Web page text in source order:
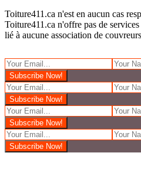
Toiture411.ca n'est en aucun cas
Toiture411.ca n'offre pas de
lié à aucune association de